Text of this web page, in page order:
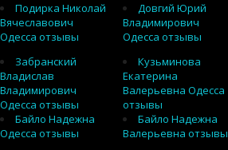
Подирка Николай
Вячеславович
Одесса отзывы
Довгий Юрий
Владимирович
Одесса отзывы
Забранский
Владислав
Владимирович
Одесса отзывы
Кузьминова
Екатерина
Валерьевна Одесса
отзывы
Байло Надежна
Одесса отзывы
Байло Надежна
Валерьевна отзывы